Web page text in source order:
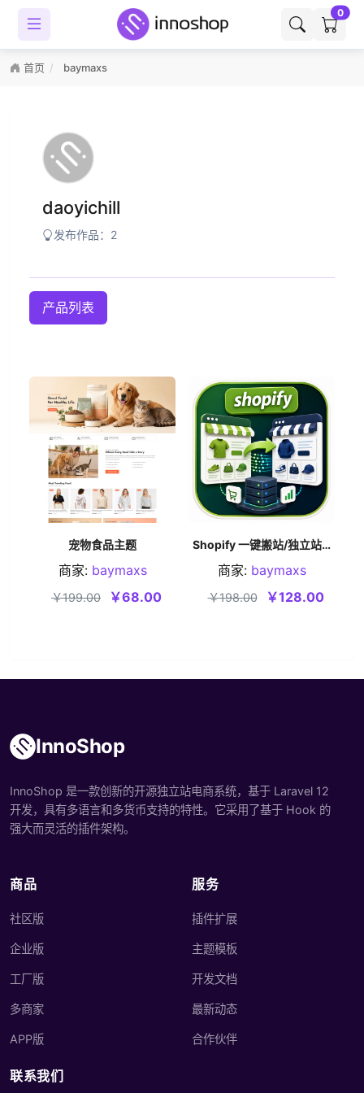
0
首页 baymaxs
daoyichill
发布作品：2
产品列表
宠物食品主题
商家: baymaxs
加入购物车
￥199.00 ￥68.00
Shopify 一键搬站/独立站迁移工具
商家: baymaxs
加入购物车
￥198.00 ￥128.00
InnoShop
InnoShop 是一款创新的开源独立站电商系统，基于 Laravel 12
开发，具有多语言和多货币支持的特性。它采用了基于 Hook 的
强大而灵活的插件架构。
商品
社区版
企业版
工厂版
多商家
APP版
服务
插件扩展
主题模板
开发文档
最新动态
合作伙伴
联系我们